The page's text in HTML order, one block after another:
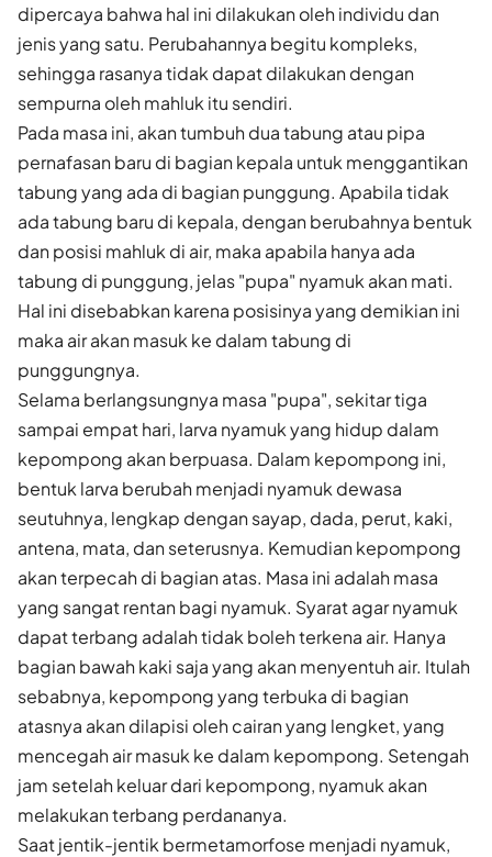
dipercaya bahwa hal ini dilakukan oleh individu dan
jenis yang satu. Perubahannya begitu kompleks,
sehingga rasanya tidak dapat dilakukan dengan
sempurna oleh mahluk itu sendiri.
Pada masa ini, akan tumbuh dua tabung atau pipa
pernafasan baru di bagian kepala untuk menggantikan
tabung yang ada di bagian punggung. Apabila tidak
ada tabung baru di kepala, dengan berubahnya bentuk
dan posisi mahluk di air, maka apabila hanya ada
tabung di punggung, jelas "pupa" nyamuk akan mati.
Hal ini disebabkan karena posisinya yang demikian ini
maka air akan masuk ke dalam tabung di
punggungnya.
Selama berlangsungnya masa "pupa", sekitar tiga
sampai empat hari, larva nyamuk yang hidup dalam
kepompong akan berpuasa. Dalam kepompong ini,
bentuk larva berubah menjadi nyamuk dewasa
seutuhnya, lengkap dengan sayap, dada, perut, kaki,
antena, mata, dan seterusnya. Kemudian kepompong
akan terpecah di bagian atas. Masa ini adalah masa
yang sangat rentan bagi nyamuk. Syarat agar nyamuk
dapat terbang adalah tidak boleh terkena air. Hanya
bagian bawah kaki saja yang akan menyentuh air. Itulah
sebabnya, kepompong yang terbuka di bagian
atasnya akan dilapisi oleh cairan yang lengket, yang
mencegah air masuk ke dalam kepompong. Setengah
jam setelah keluar dari kepompong, nyamuk akan
melakukan terbang perdananya.
Saat jentik-jentik bermetamorfose menjadi nyamuk,